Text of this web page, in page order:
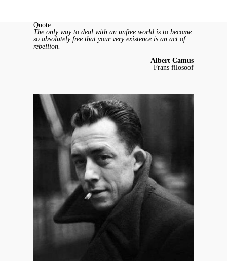
Quote
The only way to deal with an unfree world is to become
so absolutely free that your very existence is an act of
rebellion.
Albert Camus
Frans filosoof